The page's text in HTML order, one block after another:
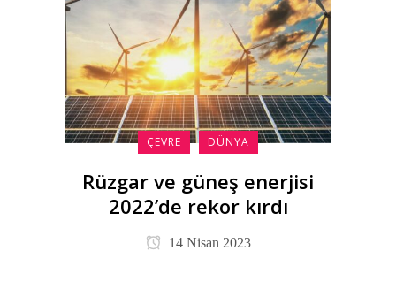
ÇEVRE DÜNYA
Rüzgar ve güneş enerjisi
2022’de rekor kırdı
14 Nisan 2023